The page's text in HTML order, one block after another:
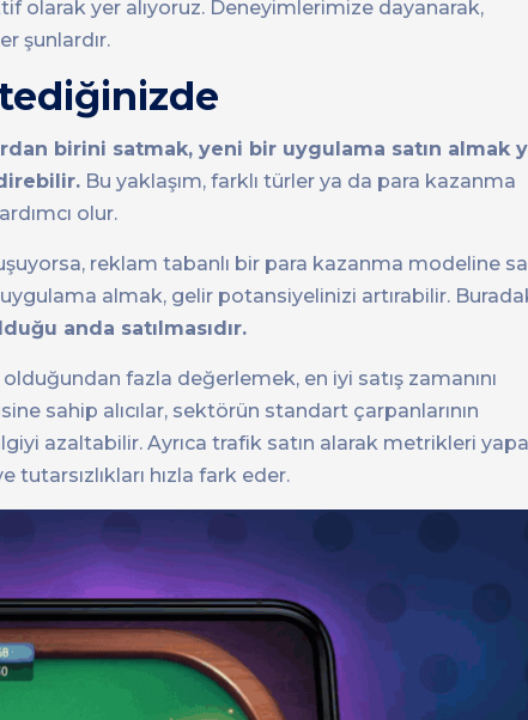
olarak yer alıyoruz. Deneyimlerimize dayanarak,
şunlardır.
birini satmak, yeni bir uygulama satın almak
Bu yaklaşım, farklı türler ya da para kazanma
olur.
reklam tabanlı bir para kazanma modeline
almak, gelir potansiyelinizi artırabilir.
anda satılmasıdır.
fazla değerlemek, en iyi satış zamanını
sahip alıcılar, sektörün standart çarpanlarının
azaltabilir. Ayrıca trafik satın alarak metrikleri
hızla fark eder.